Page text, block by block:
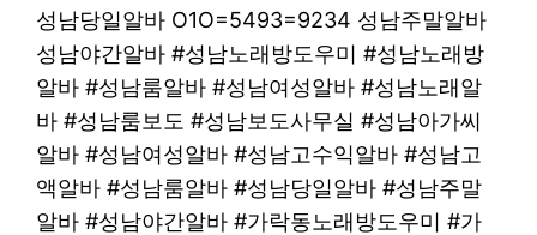
성남당일알바 O1O=5493=9234 성남주말알바
성남야간알바 #성남노래방도우미 #성남노래방
알바 #성남룸알바 #성남여성알바 #성남노래알
바 #성남룸보도 #성남보도사무실 #성남아가씨
알바 #성남여성알바 #성남고수익알바 #성남고
액알바 #성남룸알바 #성남당일알바 #성남주말
알바 #성남야간알바 #가락동노래방도우미 #가